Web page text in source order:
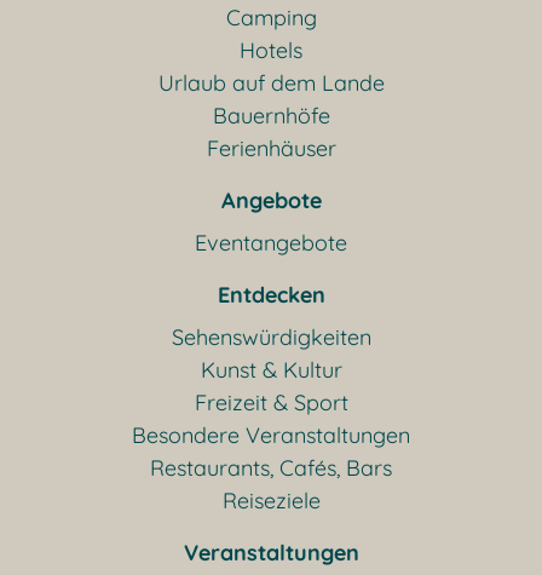
Camping
Hotels
Urlaub auf dem Lande
Bauernhöfe
Ferienhäuser
Angebote
Eventangebote
Entdecken
Sehenswürdigkeiten
Kunst & Kultur
Freizeit & Sport
Besondere Veranstaltungen
Restaurants, Cafés, Bars
Reiseziele
Veranstaltungen